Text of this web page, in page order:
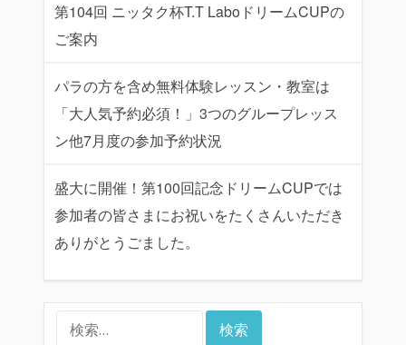
第104回 ニッタク杯T.T LaboドリームCUPの
ご案内
パラの方を含め無料体験レッスン・教室は
「大人気予約必須！」3つのグループレッス
ン他7月度の参加予約状況
盛大に開催！第100回記念ドリームCUPでは
参加者の皆さまにお祝いをたくさんいただき
ありがとうごました。